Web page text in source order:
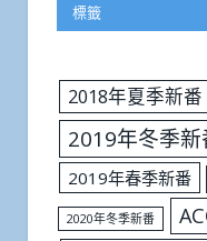
標籤
2018年夏季新番
2019年冬季新
2019年春季新番
2020年冬季新番